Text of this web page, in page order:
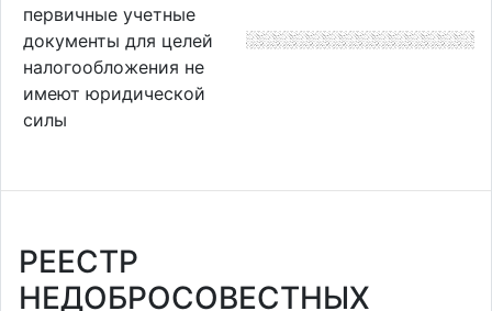
первичные учетные
документы для целей
налогообложения не
имеют юридической
силы
РЕЕСТР
НЕДОБРОСОВЕСТНЫХ